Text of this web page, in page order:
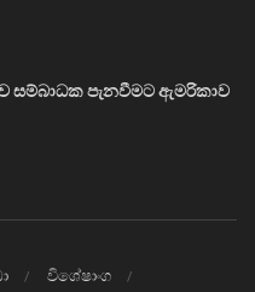
සම්බාධක පැනවීමට ඇමරිකාව
විශේෂාංග